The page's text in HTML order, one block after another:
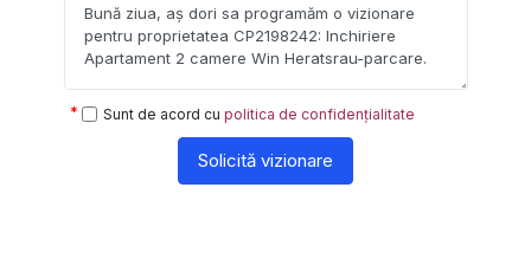
Sunt de acord cu politica de confidențialitate
Solicită vizionare